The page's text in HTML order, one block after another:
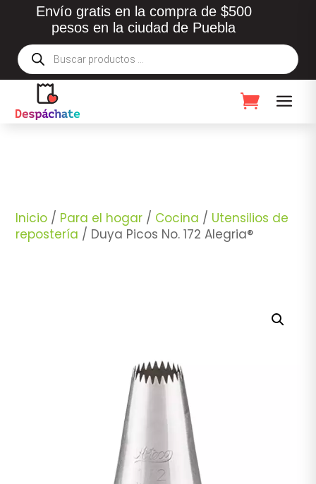
Envío gratis en la compra de $500
pesos en la ciudad de Puebla
Búsqueda
de
productos
Inicio / Para el hogar / Cocina / Utensilios de
repostería / Duya Picos No. 172 Alegria®